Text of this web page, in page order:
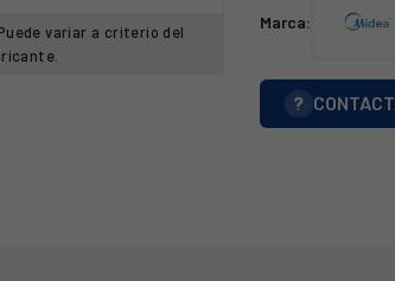
variar a criterio del
Marca:
?